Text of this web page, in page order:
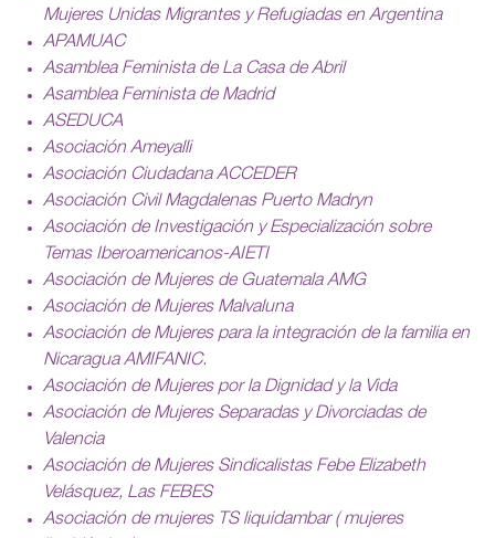
Mujeres Unidas Migrantes y Refugiadas en Argentina
APAMUAC
Asamblea Feminista de La Casa de Abril
Asamblea Feminista de Madrid
ASEDUCA
Asociación Ameyalli
Asociación Ciudadana ACCEDER
Asociación Civil Magdalenas Puerto Madryn
Asociación de Investigación y Especialización sobre
Temas Iberoamericanos-AIETI
Asociación de Mujeres de Guatemala AMG
Asociación de Mujeres Malvaluna
Asociación de Mujeres para la integración de la familia en
Nicaragua AMIFANIC.
Asociación de Mujeres por la Dignidad y la Vida
Asociación de Mujeres Separadas y Divorciadas de
Valencia
Asociación de Mujeres Sindicalistas Febe Elizabeth
Velásquez, Las FEBES
Asociación de mujeres TS liquidambar ( mujeres